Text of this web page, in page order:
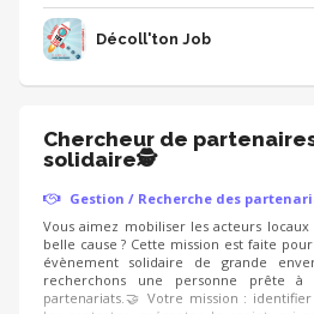
Décoll'ton Job
Chercheur de
solidaire🕵
Gestion / Recherche des
Vous aimez mobiliser les acteurs
belle cause ? Cette mission est faite
évènement solidaire de grande
recherchons une personne prête à
partenariats.🤝 Votre mission :